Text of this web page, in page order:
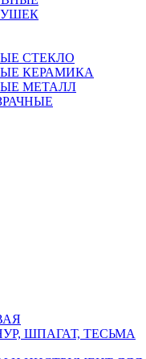
СТЕКЛО
КЕРАМИКА
МЕТАЛЛ
ШПАГАТ, ТЕСЬМА